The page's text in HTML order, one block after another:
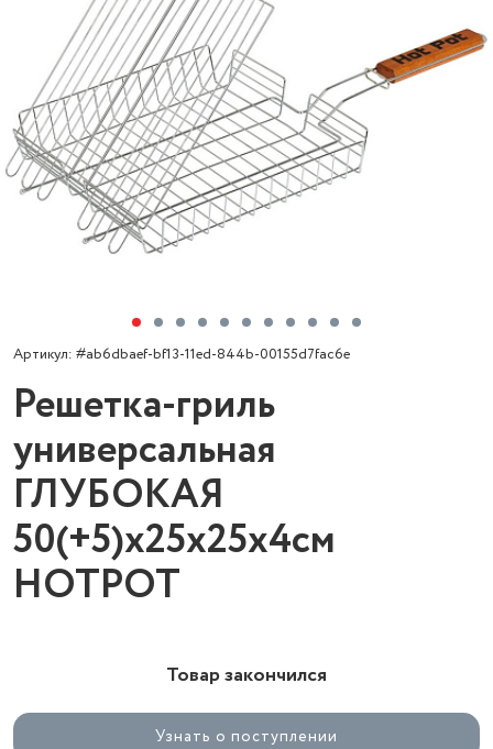
Артикул: #ab6dbaef-bf13-11ed-844b-00155d7fac6e
Решетка-гриль
универсальная
ГЛУБОКАЯ
50(+5)x25x25x4см
HOTPOT
Товар закончился
Узнать о поступлении